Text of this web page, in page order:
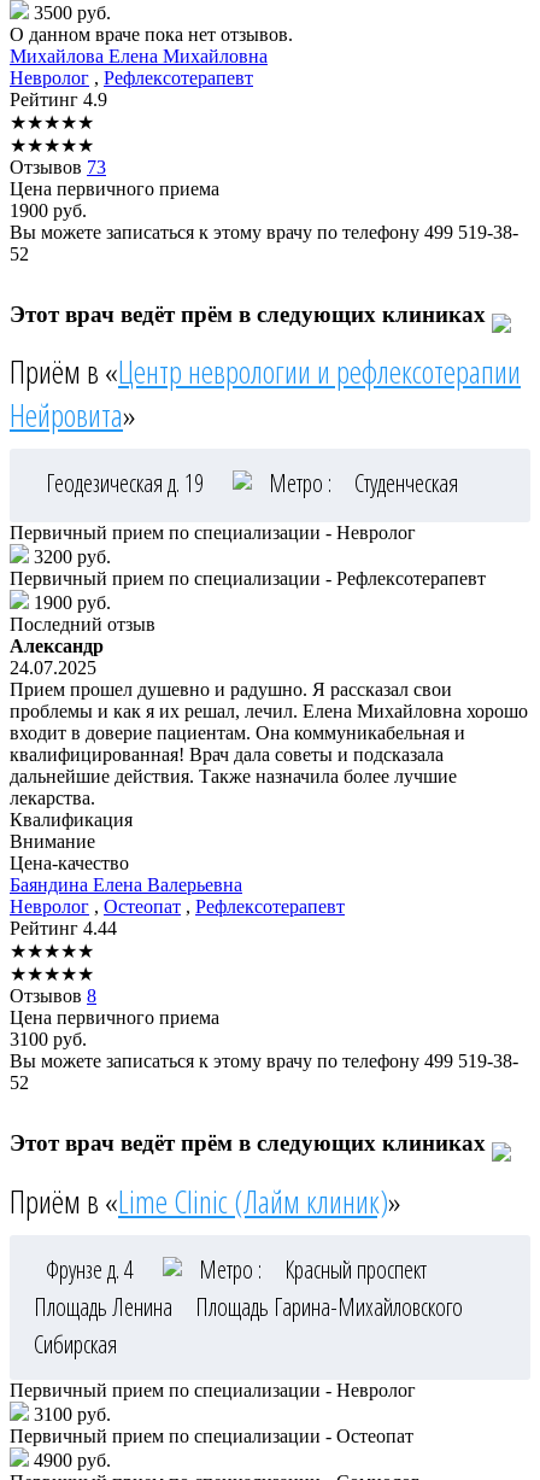
3500 руб.
О данном враче пока нет отзывов.
Михайлова Елена Михайловна
Невролог , Рефлексотерапевт
Рейтинг 4.9
★★★★★
★★★★★
Отзывов 73
Цена первичного приема
1900 руб.
Вы можете записаться к этому врачу по телефону 499 519-38-
52
Этот врач ведёт прём в следующих клиниках
Приём в «Центр неврологии и рефлексотерапии
Нейровита»
Геодезическая д. 19 Метро : Студенческая
Первичный прием по специализации - Невролог
3200 руб.
Первичный прием по специализации - Рефлексотерапевт
1900 руб.
Последний отзыв
Александр
24.07.2025
Прием прошел душевно и радушно. Я рассказал свои
проблемы и как я их решал, лечил. Елена Михайловна хорошо
входит в доверие пациентам. Она коммуникабельная и
квалифицированная! Врач дала советы и подсказала
дальнейшие действия. Также назначила более лучшие
лекарства.
Квалификация
Внимание
Цена-качество
Баяндина Елена Валерьевна
Невролог , Остеопат , Рефлексотерапевт
Рейтинг 4.44
★★★★★
★★★★★
Отзывов 8
Цена первичного приема
3100 руб.
Вы можете записаться к этому врачу по телефону 499 519-38-
52
Этот врач ведёт прём в следующих клиниках
Приём в «Lime Clinic (Лайм клиник)»
Фрунзе д. 4 Метро :
Красный проспект
Площадь Ленина
Площадь Гарина-Михайловского
Сибирская
Первичный прием по специализации - Невролог
3100 руб.
Первичный прием по специализации - Остеопат
4900 руб.